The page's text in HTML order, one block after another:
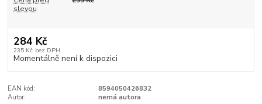
slevou
284 Kč
235 Kč bez DPH
Momentálně není k dispozici
EAN kód:
8594050426832
Autor:
nemá autora